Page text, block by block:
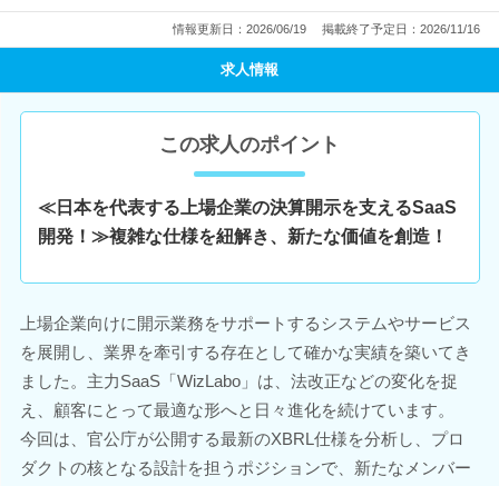
情報更新日：2026/06/19 掲載終了予定日：2026/11/16
求人情報
この求人のポイント
≪日本を代表する上場企業の決算開示を支えるSaaS
開発！≫複雑な仕様を紐解き、新たな価値を創造！
上場企業向けに開示業務をサポートするシステムやサービス
を展開し、業界を牽引する存在として確かな実績を築いてき
ました。主力SaaS「WizLabo」は、法改正などの変化を捉
え、顧客にとって最適な形へと日々進化を続けています。
今回は、官公庁が公開する最新のXBRL仕様を分析し、プロ
ダクトの核となる設計を担うポジションで、新たなメンバー